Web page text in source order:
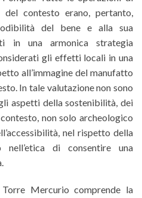
contesto erano, pertanto,
del bene e alla sua
in una armonica strategia
gli effetti locali in una
all’immagine del manufatto
In tale valutazione non sono
aspetti della sostenibilità, dei
non solo archeologico
nel rispetto della
di consentire una
Mercurio comprende la